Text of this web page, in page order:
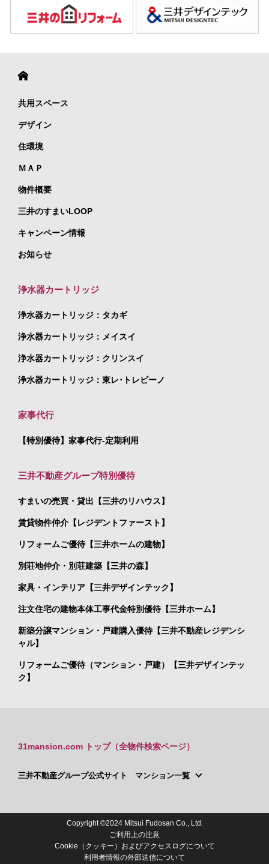
共用スペース
デザイン
住環境
ＭＡＰ
物件概要
三井のすまいLOOP
キャンペーン情報
お知らせ
浄水器カートリッジ
浄水器カートリッジ：タカギ
浄水器カートリッジ：メイスイ
浄水器カートリッジ：クリンスイ
浄水器カートリッジ：東レ･トレビーノ
家事代行
【特別優待】家事代行-定期利用
三井不動産グループ特別優待
すまいの売買・貸出【三井のリハウス】
賃貸物件仲介【レジデントファースト】
リフォームご優待【三井ホームの建物】
別荘地仲介・別荘建築【三井の森】
家具・インテリア【三井デザインテック】
注文住宅の建物本体工事代金特別優待【三井ホーム】
新築分譲マンション・戸建購入優待【三井不動産レジデンシ
ャル】
リフォームご優待（マンション・戸建）【三井デザインテッ
ク】
31mansion.com トップ（全物件検索ページ）
三井不動産グループ公式サイト マンション一覧
Copyright ©2024 Mitsui Fudosan Co., Ltd.
ご利用上の注意
Cookie（クッキー）およびアクセスログについて
利用者情報の外部送信について